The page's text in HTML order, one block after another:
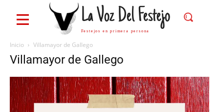
La Voz Del Festejo
Festejos en primera persona
Inicio Villamayor de Gallego
Villamayor de Gallego